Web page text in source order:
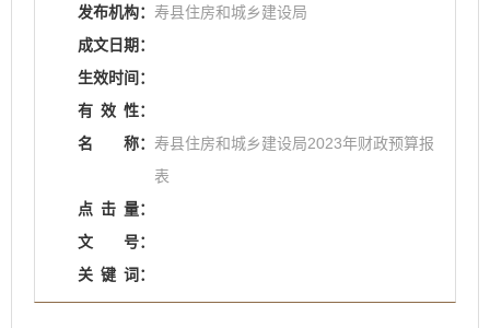
发布机构： 寿县住房和城乡建设局
成文日期：
生效时间：
有 效 性：
名
称： 寿县住房和城乡建设局2023年财政预算报
表
点 击 量：
文
号：
关 键 词：